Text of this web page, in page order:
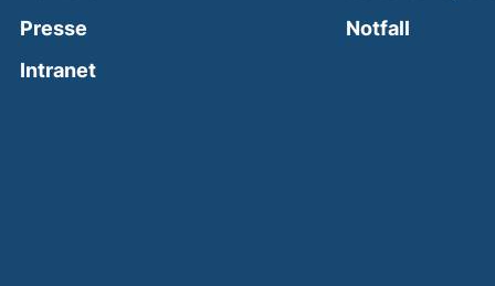
Presse
Intranet(external link, opens in a new window)
Notfall